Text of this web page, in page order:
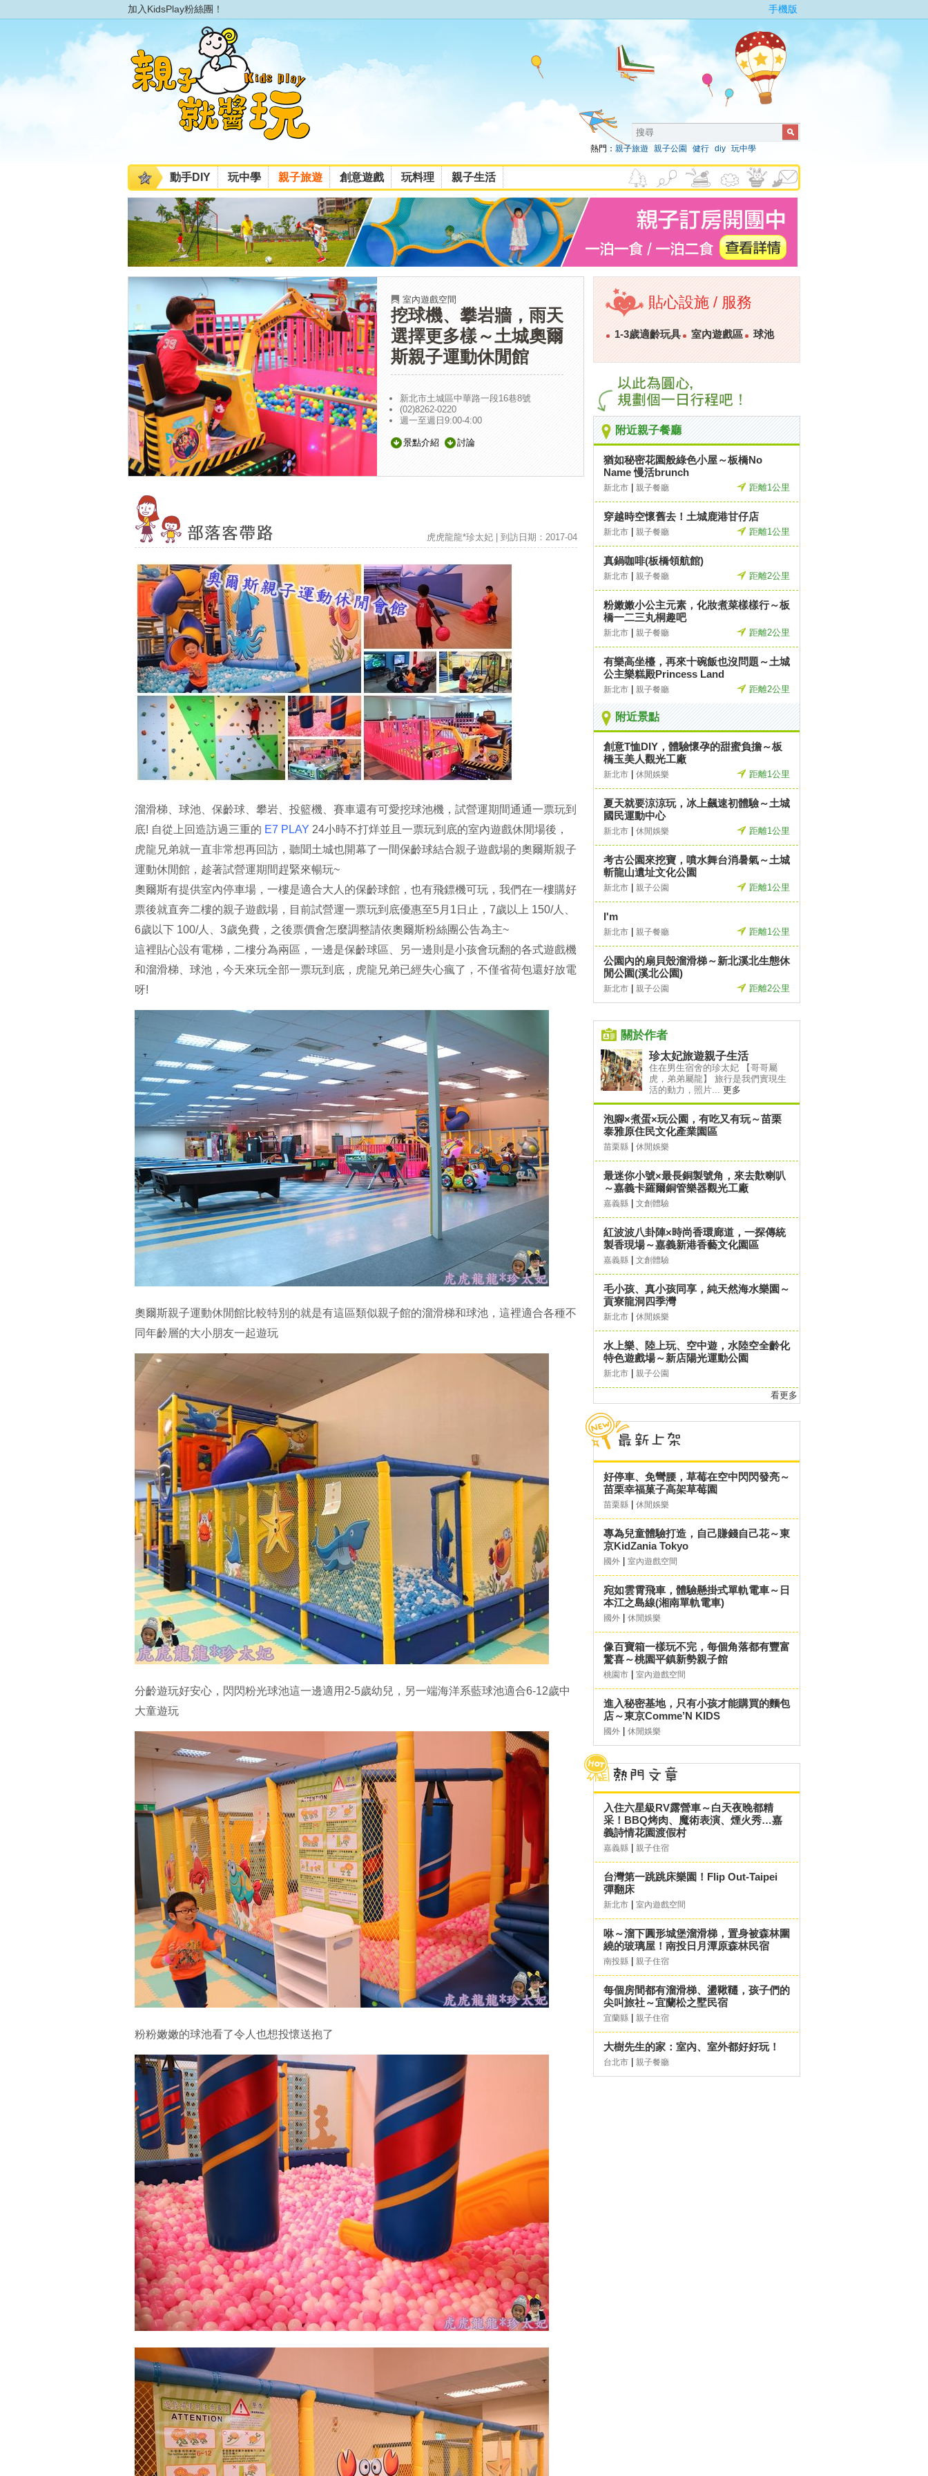
加入KidsPlay粉絲團！ 手機版
熱門： 親子旅遊 親子公園 健行 diy 玩中學
動手DIY 玩中學 親子旅遊 創意遊戲 玩料理 親子生活
室內遊戲空間
挖球機、攀岩牆，雨天
選擇更多樣～土城奧爾
斯親子運動休閒館
新北市土城區中華路一段16巷8號
(02)8262-0220
週一至週日9:00-4:00
景點介紹 討論
虎虎龍龍*珍太妃 | 到訪日期：2017-04
溜滑梯、球池、保齡球、攀岩、投籃機、賽車還有可愛挖球池機，試營運期間通通一票玩到
底! 自從上回造訪過三重的 E7 PLAY 24小時不打烊並且一票玩到底的室內遊戲休閒場後，
虎龍兄弟就一直非常想再回訪，聽聞土城也開幕了一間保齡球結合親子遊戲場的奧爾斯親子
運動休閒館，趁著試營運期間趕緊來暢玩~
奧爾斯有提供室內停車場，一樓是適合大人的保齡球館，也有飛鏢機可玩，我們在一樓購好
票後就直奔二樓的親子遊戲場，目前試營運一票玩到底優惠至5月1日止，7歲以上 150/人、
6歲以下 100/人、3歲免費，之後票價會怎麼調整請依奧爾斯粉絲團公告為主~
這裡貼心設有電梯，二樓分為兩區，一邊是保齡球區、另一邊則是小孩會玩翻的各式遊戲機
和溜滑梯、球池，今天來玩全部一票玩到底，虎龍兄弟已經失心瘋了，不僅省荷包還好放電
呀!
奧爾斯親子運動休閒館比較特別的就是有這區類似親子館的溜滑梯和球池，這裡適合各種不
同年齡層的大小朋友一起遊玩
分齡遊玩好安心，閃閃粉光球池這一邊適用2-5歲幼兒，另一端海洋系藍球池適合6-12歲中
大童遊玩
粉粉嫩嫩的球池看了令人也想投懷送抱了
貼心設施 / 服務
1-3歲適齡玩具 室內遊戲區 球池
附近親子餐廳
猶如秘密花園般綠色小屋～板橋No
Name 慢活brunch
新北市 親子餐廳 距離1公里
穿越時空懷舊去！土城鹿港甘仔店
新北市 親子餐廳 距離1公里
真鍋咖啡(板橋領航館)
新北市 親子餐廳 距離2公里
粉嫩嫩小公主元素，化妝煮菜樣樣行～板
橋一二三丸桐趣吧
新北市 親子餐廳 距離2公里
有樂高坐檯，再來十碗飯也沒問題～土城
公主樂糕殿Princess Land
新北市 親子餐廳 距離2公里
附近景點
創意T恤DIY，體驗懷孕的甜蜜負擔～板
橋玉美人觀光工廠
新北市 休閒娛樂 距離1公里
夏天就要涼涼玩，冰上飆速初體驗～土城
國民運動中心
新北市 休閒娛樂 距離1公里
考古公園來挖寶，噴水舞台消暑氣～土城
斬龍山遺址文化公園
新北市 親子公園 距離1公里
I'm
新北市 親子餐廳 距離1公里
公園內的扇貝殼溜滑梯～新北溪北生態休
閒公園(溪北公園)
新北市 親子公園 距離2公里
關於作者
珍太妃旅遊親子生活
住在男生宿舍的珍太妃 【哥哥屬
虎，弟弟屬龍】 旅行是我們實現生
活的動力，照片... 更多
泡腳×煮蛋×玩公園，有吃又有玩～苗栗
泰雅原住民文化產業園區
苗栗縣 休閒娛樂
最迷你小號×最長銅製號角，來去歕喇叭
～嘉義卡羅爾銅管樂器觀光工廠
嘉義縣 文創體驗
紅波波八卦陣×時尚香環廊道，一探傳統
製香現場～嘉義新港香藝文化園區
嘉義縣 文創體驗
毛小孩、真小孩同享，純天然海水樂園～
貢寮龍洞四季灣
新北市 休閒娛樂
水上樂、陸上玩、空中遊，水陸空全齡化
特色遊戲場～新店陽光運動公園
新北市 親子公園
看更多
好停車、免彎腰，草莓在空中閃閃發亮～
苗栗幸福菓子高架草莓園
苗栗縣 休閒娛樂
專為兒童體驗打造，自己賺錢自己花～東
京KidZania Tokyo
國外 室內遊戲空間
宛如雲霄飛車，體驗懸掛式單軌電車～日
本江之島線(湘南單軌電車)
國外 休閒娛樂
像百寶箱一樣玩不完，每個角落都有豐富
驚喜～桃園平鎮新勢親子館
桃園市 室內遊戲空間
進入秘密基地，只有小孩才能購買的麵包
店～東京Comme’N KIDS
國外 休閒娛樂
入住六星級RV露營車～白天夜晚都精
采！BBQ烤肉、魔術表演、煙火秀…嘉
義詩情花園渡假村
嘉義縣 親子住宿
台灣第一跳跳床樂園！Flip Out-Taipei
彈翻床
新北市 室內遊戲空間
咻～溜下圓形城堡溜滑梯，置身被森林圍
繞的玻璃屋！南投日月潭原森林民宿
南投縣 親子住宿
每個房間都有溜滑梯、盪鞦韆，孩子們的
尖叫旅社～宜蘭松之墅民宿
宜蘭縣 親子住宿
大樹先生的家：室內、室外都好好玩！
台北市 親子餐廳